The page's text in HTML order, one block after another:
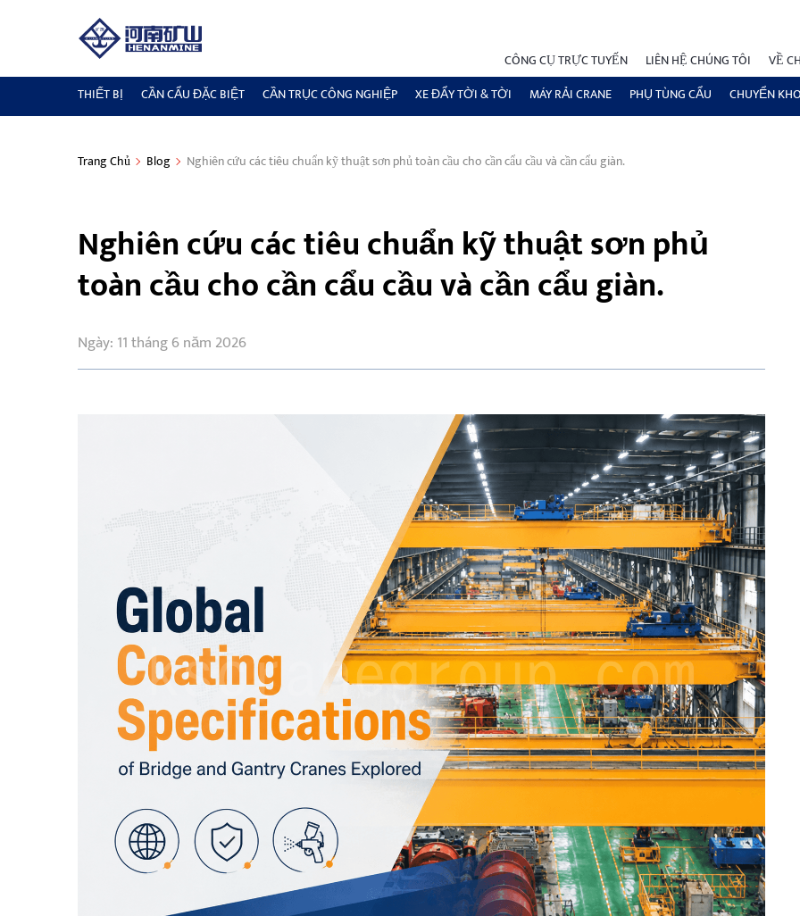
CÔNG CỤ TRỰC TUYẾN LIÊN HỆ CHÚNG TÔI VỀ
THIẾT BỊ
CẦN CẨU ĐẶC BIỆT CẦN TRỤC CÔNG NGHIỆP XE ĐẨY TỜI & TỜI MÁY RẢI CRANE PHỤ TÙNG CẨU CHUYỂN
Trang Chủ Blog Nghiên cứu các tiêu chuẩn kỹ thuật sơn phủ toàn cầu cho cần cẩu cầu và cần cẩu giàn.
Nghiên cứu các tiêu chuẩn kỹ thuật sơn phủ
toàn cầu cho cần cẩu cầu và cần cẩu giàn.
Ngày: 11 tháng 6 năm 2026